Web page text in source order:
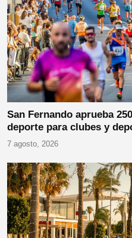
San Fernando aprueba
deporte para clubes y
7 agosto, 2026